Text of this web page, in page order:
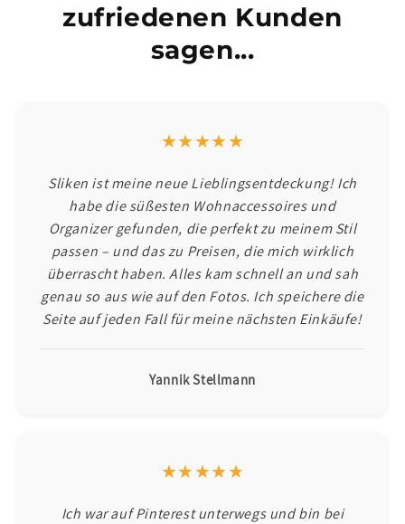
zufriedenen Kunden
sagen...
★★★★★
Sliken ist meine neue Lieblingsentdeckung! Ich
habe die süßesten Wohnaccessoires und
Organizer gefunden, die perfekt zu meinem Stil
passen – und das zu Preisen, die mich wirklich
überrascht haben. Alles kam schnell an und sah
genau so aus wie auf den Fotos. Ich speichere die
Seite auf jeden Fall für meine nächsten Einkäufe!
Yannik Stellmann
★★★★★
Ich war auf Pinterest unterwegs und bin bei